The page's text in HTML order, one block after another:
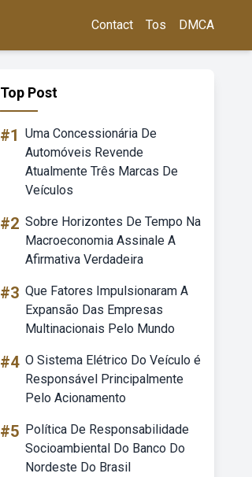
Contact Tos DMCA
Top Post
#1 Uma Concessionária De
Automóveis Revende
Atualmente Três Marcas De
Veículos
#2 Sobre Horizontes De Tempo Na
Macroeconomia Assinale A
Afirmativa Verdadeira
#3 Que Fatores Impulsionaram A
Expansão Das Empresas
Multinacionais Pelo Mundo
#4 O Sistema Elétrico Do Veículo é
Responsável Principalmente
Pelo Acionamento
#5 Política De Responsabilidade
Socioambiental Do Banco Do
Nordeste Do Brasil